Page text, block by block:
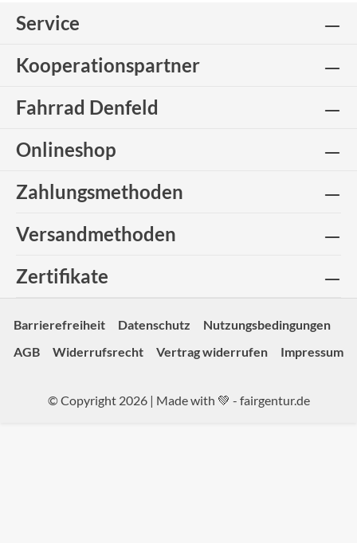
Service
Kooperationspartner
Fahrrad Denfeld
Onlineshop
Zahlungsmethoden
Versandmethoden
Zertifikate
Barrierefreiheit Datenschutz
Nutzungsbedingungen
AGB
Widerrufsrecht Vertrag widerrufen Impressum
© Copyright 2026 | Made with 💚 - fairgentur.de